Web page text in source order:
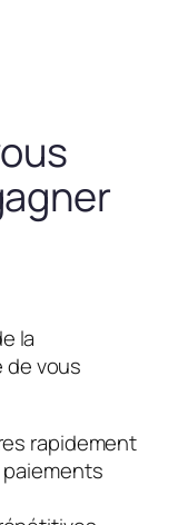
la
de vous
rapidement